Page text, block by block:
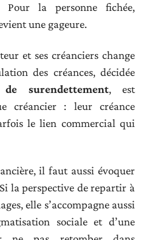
Pour la personne fichée,
une gageure.
et ses créanciers change
des créances, décidée
surendettement, est
créancier : leur créance
le lien commercial qui
il faut aussi évoquer
la perspective de repartir à
elle s’accompagne aussi
sociale et d’une